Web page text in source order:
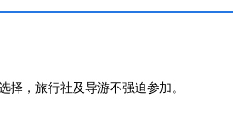
，旅行社及导游不强迫参加。